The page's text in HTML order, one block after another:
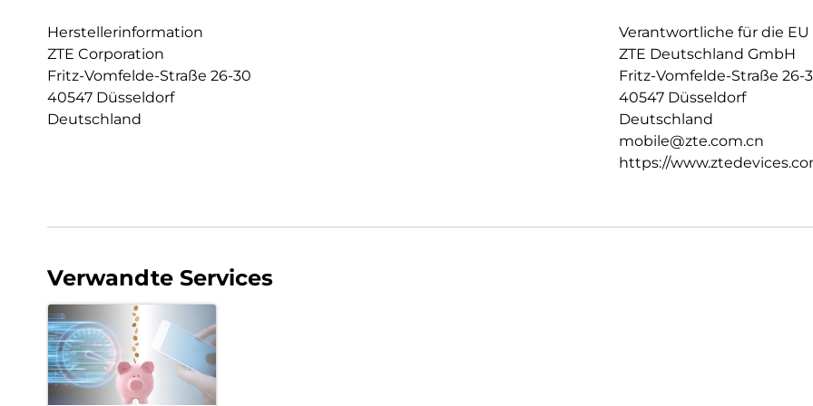
Ein Smartphone, das Design,
108 MP Triple-Kamera, dem
Blade V70 die perfekte Wahl
legen.
Herstellerinformation
ZTE Corporation
Fritz-Vomfelde-Straße 26-30
40547 Düsseldorf
Deutschland
Verantwortliche für die EU
ZTE Deutschland GmbH
Fritz-Vomfelde-Straße 26-
40547 Düsseldorf
Deutschland
mobile@zte.com.cn
https://
Verwandte Services